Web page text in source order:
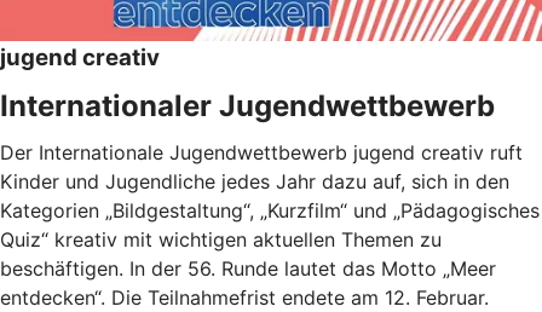
jugend creativ
Internationaler Jugendwettbewerb
Der Internationale Jugendwettbewerb jugend creativ ruft
Kinder und Jugendliche jedes Jahr dazu auf, sich in den
Kategorien „Bildgestaltung“, „Kurzfilm“ und „Pädagogisches
Quiz“ kreativ mit wichtigen aktuellen Themen zu
beschäftigen. In der 56. Runde lautet das Motto „Meer
entdecken“. Die Teilnahmefrist endete am 12. Februar.